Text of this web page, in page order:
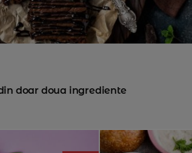
doar doua ingrediente